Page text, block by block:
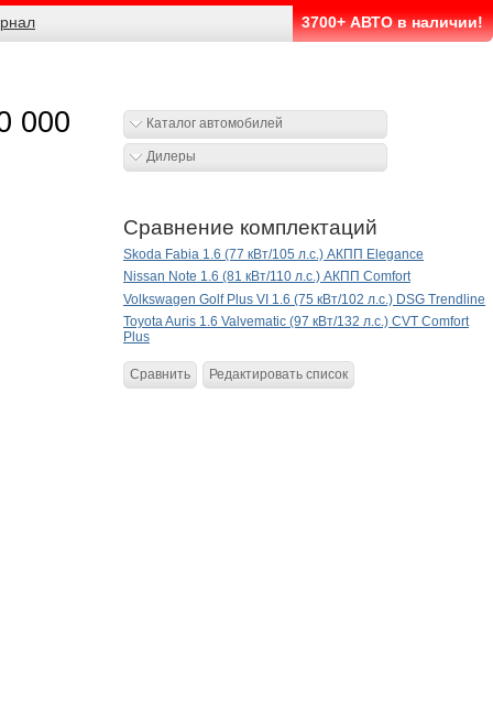
3700+ АВТО в наличии!
000 Каталог автомобилей
Дилеры
Сравнение комплектаций
Skoda Fabia 1.6 (77 кВт/105 л.с.) АКПП Elegance
Nissan Note 1.6 (81 кВт/110 л.с.) АКПП Comfort
Volkswagen Golf Plus VI 1.6 (75 кВт/102 л.с.) DSG Trendline
Toyota Auris 1.6 Valvematic (97 кВт/132 л.с.) CVT Comfort
Plus
Сравнить Редактировать список